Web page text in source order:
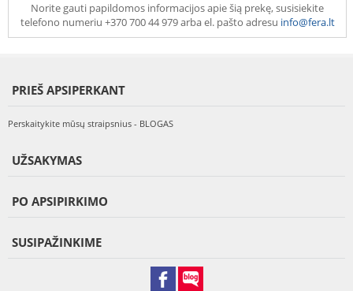
Norite gauti papildomos informacijos apie šią prekę, susisiekite
telefono numeriu +370 700 44 979 arba el. pašto adresu info@fera.lt
PRIEŠ APSIPERKANT
Perskaitykite mūsų straipsnius - BLOGAS
UŽSAKYMAS
PO APSIPIRKIMO
SUSIPAŽINKIME